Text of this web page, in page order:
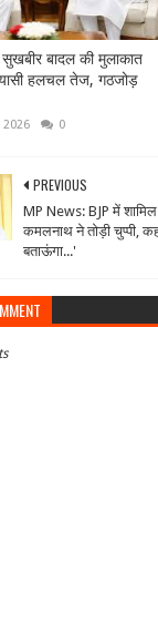
बादल की मुलाकात
हलचल तेज, गठजोड़
0
PREVIOUS
MP News: BJP में
कमलनाथ ने तोड़ी चुप्पी,
बताऊंगा...'